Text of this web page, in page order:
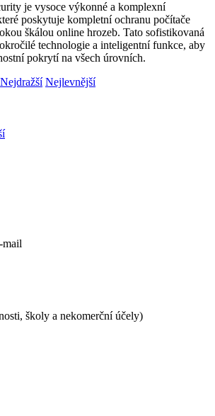
je vysoce výkonné a komplexní
poskytuje kompletní ochranu počítače
škálou online hrozeb. Tato sofistikovaná
technologie a inteligentní funkce, aby
pokrytí na všech úrovních.
Nejdražší Nejlevnější
mail
školy a nekomerční účely)